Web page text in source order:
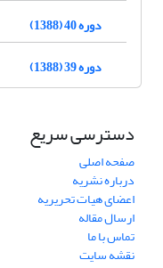
دوره 40 (1388)
دوره 39 (1388)
دسترسی سریع
صفحه اصلی
درباره نشریه
اعضای هیات تحریریه
ارسال مقاله
تماس با ما
نقشه سایت